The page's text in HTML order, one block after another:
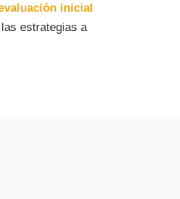
inicial
estrategias a